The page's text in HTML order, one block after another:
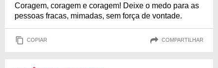
Coragem, coragem e coragem! Deixe o medo para as
pessoas fracas, mimadas, sem força de vontade.
COPIAR COMPARTILHAR